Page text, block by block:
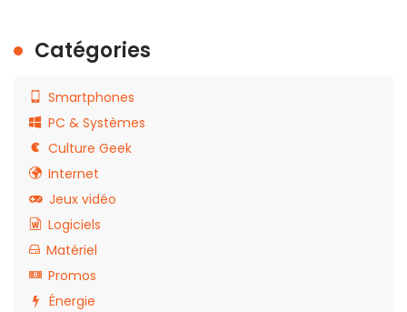
Catégories
Smartphones
PC & Systèmes
Culture Geek
Internet
Jeux vidéo
Logiciels
Matériel
Promos
Énergie